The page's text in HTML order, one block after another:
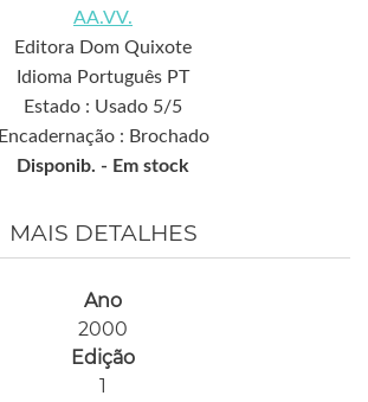
AA.VV.
Editora Dom Quixote
Idioma Português PT
Estado : Usado 5/5
Encadernação : Brochado
Disponib. - Em stock
MAIS DETALHES
Ano
2000
Edição
1